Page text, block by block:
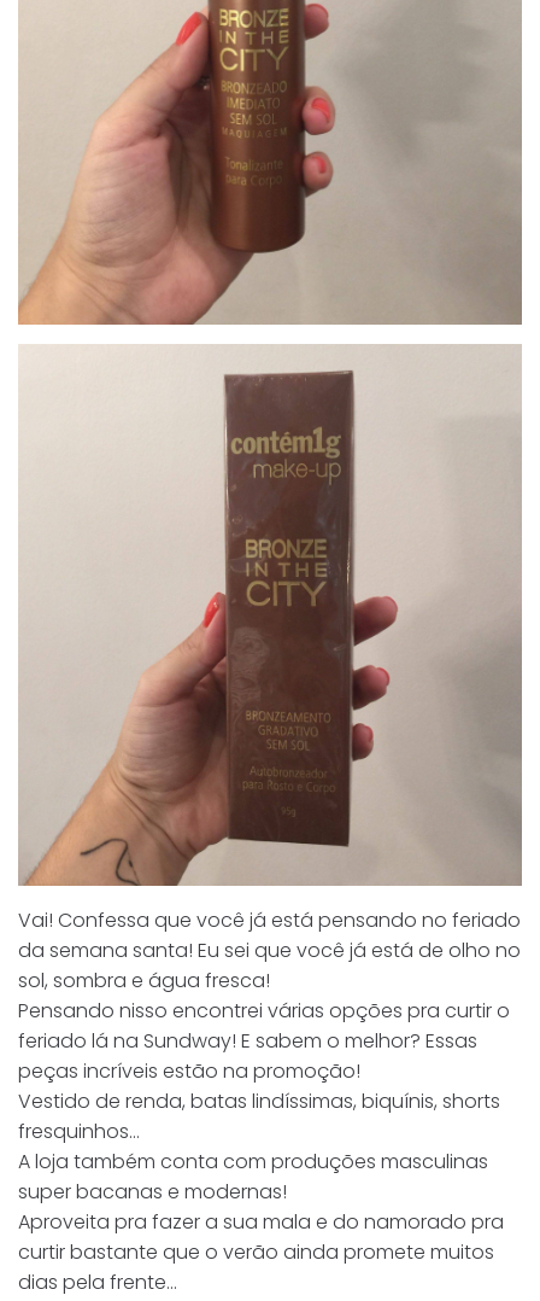
Vai! Confessa que você já está pensando no feriado
da semana santa! Eu sei que você já está de olho no
sol, sombra e água fresca!
Pensando nisso encontrei várias opções pra curtir o
feriado lá na Sundway! E sabem o melhor? Essas
peças incríveis estão na promoção!
Vestido de renda, batas lindíssimas, biquínis, shorts
fresquinhos…
A loja também conta com produções masculinas
super bacanas e modernas!
Aproveita pra fazer a sua mala e do namorado pra
curtir bastante que o verão ainda promete muitos
dias pela frente…